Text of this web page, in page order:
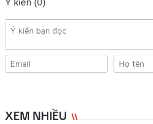
Ý kiến (0)
XEM NHIỀU